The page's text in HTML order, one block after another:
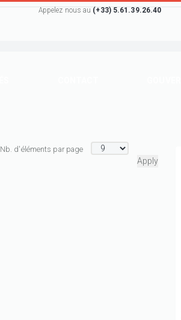
Appelez nous au (+33) 5.61.39.26.40
Nb. d'éléments par page